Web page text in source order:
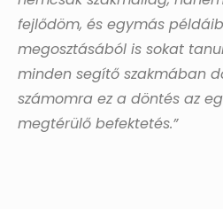
fejlődöm, és egymás
megosztásából is sokat
minden segítő szakmában
számomra ez a döntés az
megtérülő befektetés.”